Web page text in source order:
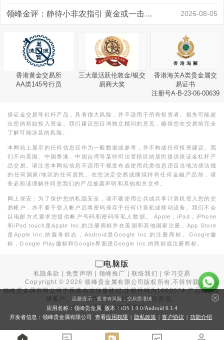
领峰金评：静待小非农指引 黄金或一击破局 2026-08-05
香港黄金交易所
AA类145号行员
三大最活跃伦敦金/银交
易商大奖
香港海关A类贵金属交
易证书
注册号A-B-23-06-00639
保证金交易等杠杆产品，具有很大风险，并不适用于所有投资者。损失可能超
出您的初始投入资金。我们建议您征询独立顾问的意见，确保您在交易前完全
了解可能涉及的风险。
本网站上显示的任何信息仅作为一般数据或参考，并不构成任何投资建议。我
们不向美国、中国香港、中国台湾等某些司法管辖区的居民提供保证金杠杆产
品交易。请注意本网站信息不适用于视发布或使用此类信息违反当地法律法规
的任何国家/地区的任何居民。在您决定交易或继续持有任何金融产品前，请
务必阅读理解并同意我们的产品披露声明和其他相关文件。
网上保安：为了保护您的私隐安全，请不要使用公共或共享计算机登入您的交
易帐户，亦不要于登入帐户后将密码保存于任何计算机或移动设备。我们不会
以电邮方式要求您提供帐户号码和密码等私人数据。 Apple，iPad，iPhone
和iPod touch是Apple Inc.的注册商标并在美国和其他国家注册。App Store
是Apple Inc.的服务标志，Android是Google Inc.的注册商标。Google徽
标，Google Play徽标和Google界面是Google Inc.的商标或注册商标。
电脑版
私隐条款 |免责声明 领峰推广 |联络我们 |学习交易
Copyright ©2026 领峰贵金属有限公司版权所有,不得转载
领峰贵金属有限公司于香港合法注册登记,注册号码为1660574,产品面向全
球客户。本站内所有内容均为香港地区资讯。
投资有风险，入市需谨慎。
温馨提示：投资有风险，交易需谨慎
应用名称：领峰贵金属 版本：iOS 1.0.0/Android 6.1.4
开发者信息：领峰贵金属有限公司 查看应用权限 | 隐私政策 | 客户协议 | 功能介绍